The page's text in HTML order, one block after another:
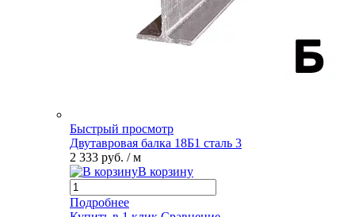
Быстрый просмотр
Двутавровая балка 18Б1 сталь 3
2 333 руб. / м
В корзину
Подробнее